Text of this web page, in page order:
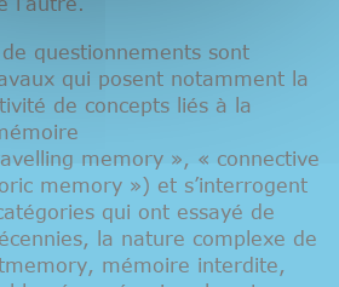
questionnements sont
qui posent notamment la
de concepts liés à la
memory », « connective
memory ») et s’interrogent
qui ont essayé de
la nature complexe de
mémoire interdite,